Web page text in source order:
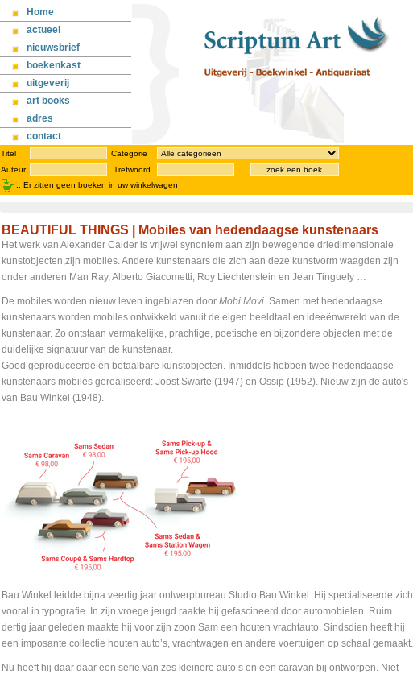
Home
actueel
nieuwsbrief
boekenkast
uitgeverij
art books
adres
contact
Titel
Categorie
Auteur
Trefwoord
zoek een boek
:: Er zitten geen boeken in uw winkelwagen
BEAUTIFUL THINGS | Mobiles van hedendaagse kunstenaars
Het werk van Alexander Calder is vrijwel synoniem aan zijn bewegende driedimensionale
kunstobjecten,zijn mobiles. Andere kunstenaars die zich aan deze kunstvorm waagden zijn
onder anderen Man Ray, Alberto Giacometti, Roy Liechtenstein en Jean Tinguely …
De mobiles worden nieuw leven ingeblazen door Mobi Movi. Samen met hedendaagse
kunstenaars worden mobiles ontwikkeld vanuit de eigen beeldtaal en ideeënwereld van de
kunstenaar. Zo ontstaan vermakelijke, prachtige, poetische en bijzondere objecten met de
duidelijke signatuur van de kunstenaar.
Goed geproduceerde en betaalbare kunstobjecten. Inmiddels hebben twee hedendaagse
kunstenaars mobiles gerealiseerd: Joost Swarte (1947) en Ossip (1952). Nieuw zijn de auto's
van Bau Winkel (1948).
Bau Winkel leidde bijna veertig jaar ontwerpbureau Studio Bau Winkel. Hij specialiseerde zich
vooral in typografie. In zijn vroege jeugd raakte hij gefascineerd door automobielen. Ruim
dertig jaar geleden maakte hij voor zijn zoon Sam een houten vrachtauto. Sindsdien heeft hij
een imposante collectie houten auto’s, vrachtwagen en andere voertuigen op schaal gemaakt.
Nu heeft hij daar daar een serie van zes kleinere auto’s en een caravan bij ontworpen. Niet